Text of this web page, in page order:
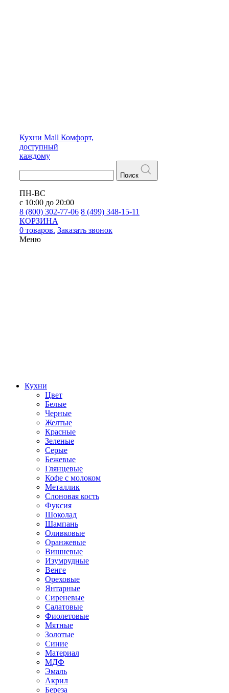
Кухни Mall Комфорт,
доступный
каждому
Поиск
ПН-ВС
с 10:00 до 20:00
8 (800) 302-77-06 8 (499) 348-15-11
КОРЗИНА
0 товаров. Заказать звонок
Меню
Кухни
Цвет
Белые
Черные
Желтые
Красные
Зеленые
Серые
Бежевые
Глянцевые
Кофе с молоком
Металлик
Слоновая кость
Фуксия
Шоколад
Шампань
Оливковые
Оранжевые
Вишневые
Изумрудные
Венге
Ореховые
Янтарные
Сиреневые
Салатовые
Фиолетовые
Мятные
Золотые
Синие
Материал
МДФ
Эмаль
Акрил
Береза